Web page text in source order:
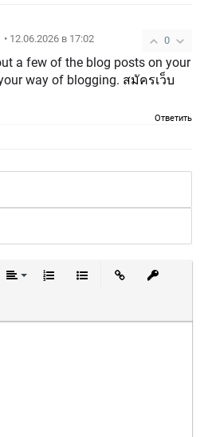
0
• 12.06.2026 в 17:02
a few of the blog posts on your
way of blogging. สมัครเว็บ
Ответить
текста
спойлера